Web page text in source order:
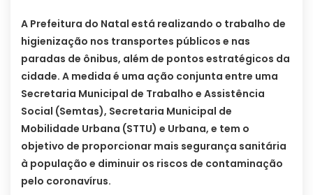
A Prefeitura do Natal está realizando o trabalho de
higienização nos transportes públicos e nas
paradas de ônibus, além de pontos estratégicos da
cidade. A medida é uma ação conjunta entre uma
Secretaria Municipal de Trabalho e Assistência
Social (Semtas), Secretaria Municipal de
Mobilidade Urbana (STTU) e Urbana, e tem o
objetivo de proporcionar mais segurança sanitária
à população e diminuir os riscos de contaminação
pelo coronavírus.